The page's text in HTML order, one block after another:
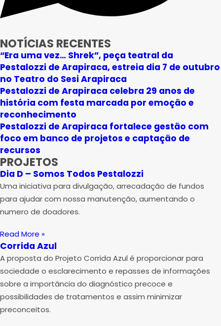
NOTÍCIAS RECENTES
“Era uma vez… Shrek”, peça teatral da
Pestalozzi de Arapiraca, estreia dia 7 de outubro
no Teatro do Sesi Arapiraca
Pestalozzi de Arapiraca celebra 29 anos de
história com festa marcada por emoção e
reconhecimento
Pestalozzi de Arapiraca fortalece gestão com
foco em banco de projetos e captação de
recursos
PROJETOS
Dia D – Somos Todos Pestalozzi
Uma iniciativa para divulgação, arrecadação de fundos
para ajudar com nossa manutenção, aumentando o
numero de doadores.
Read More »
Corrida Azul
A proposta do Projeto Corrida Azul é proporcionar para
sociedade o esclarecimento e repasses de informações
sobre a importância do diagnóstico precoce e
possibilidades de tratamentos e assim minimizar
preconceitos.